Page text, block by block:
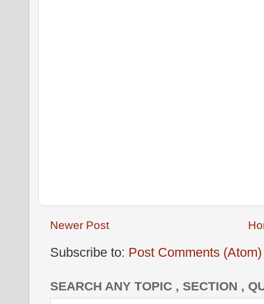
Newer Post
Subscribe to: Post Comments (Atom)
SEARCH ANY TOPIC , SECTION ,